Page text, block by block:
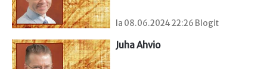
la 08.06.2024 22:26 Blogit
Juha Ahvio